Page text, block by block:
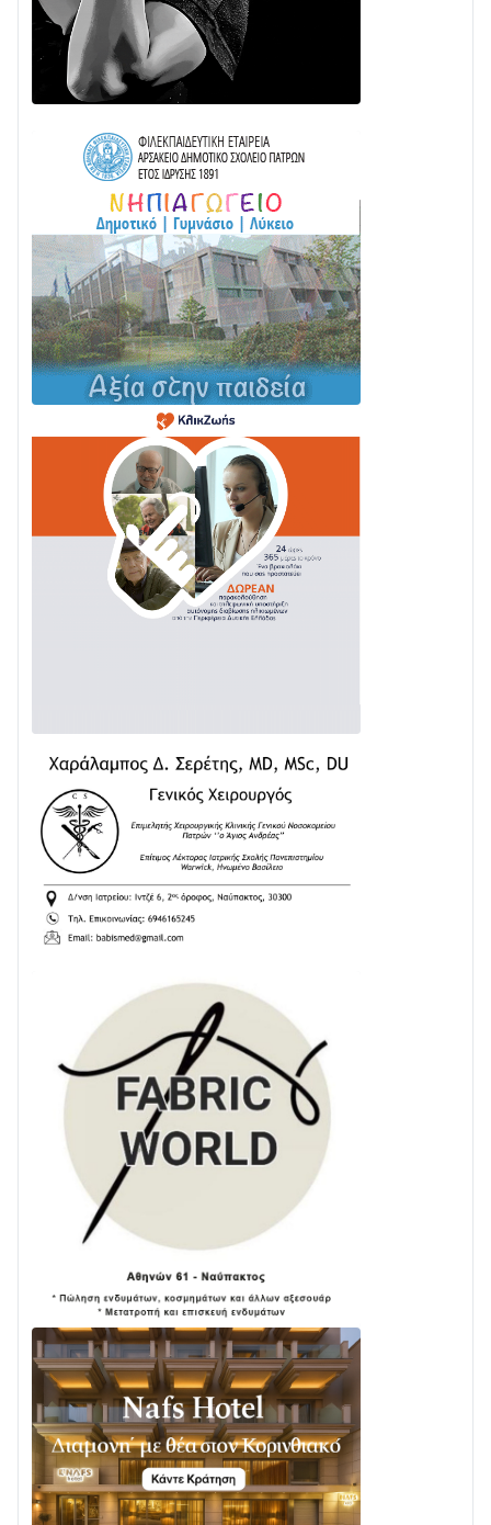
ΠΥΡΟΣΒΕΣΤΙΚΗ ΓΙΑ ΦΩΤΙΑ ΣΤΟΝ ΑΓΙΟ ΗΛΙΑ ΠΡΙΝ ΤΗ
ΓΡΑΝΙΤΣΑ
24/07 • 11:03
ΤΟ ΠΑΡΤΥ ΣΥΝΕΧΙΖΕΤΑΙ…
Στο σκοτάδι μεγάλο μέρος στο Λυγιά Ναυπάκτου
04/08 • 19:47
Σε τροχιά υλοποίησης η Παράκαμψη του Κέντρου
της Ναυπάκτου
04/08 • 12:08
Σε φουλ ρυθμούς το τμήμα Βόνιτσα – Άγιος Νικόλαος
| Αυτοψία Καββαδά
03/08 • 11:11
Με Αρχιερατική Λαμπρότητα η Πανήγυρη της
Μεταμορφώσεως του Σωτήρος στο Γολέμι
03/08 • 07:45
Ενισχύεται η Πολιτική Προστασία στο Δήμο Αγρινίου
με δύο νέα υδροφόρα οχήματα
02/08 • 18:26
Διαβάστε την «Ναυπακτία» που κυκλοφορεί
31/07 • 08:16
Δωρίδα για Όλους: «Καμία εκχώρηση των νερών
24/07 • 11:31
ΕΚΤΑΚΤΟ – ΝΑΥΠΑΚΤΙΑ: ΣΥΝΑΓΕΡΜΟΣ ΣΤΗΝ
ΠΥΡΟΣΒΕΣΤΙΚΗ ΓΙΑ ΦΩΤΙΑ ΣΤΟΝ ΑΓΙΟ ΗΛΙΑ ΠΡΙΝ ΤΗ
ΓΡΑΝΙΤΣΑ
24/07 • 11:03